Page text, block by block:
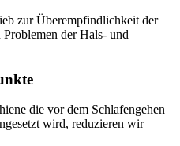
zur Überempfindlichkeit der
der Hals- und
die vor dem Schlafengehen
wird, reduzieren wir